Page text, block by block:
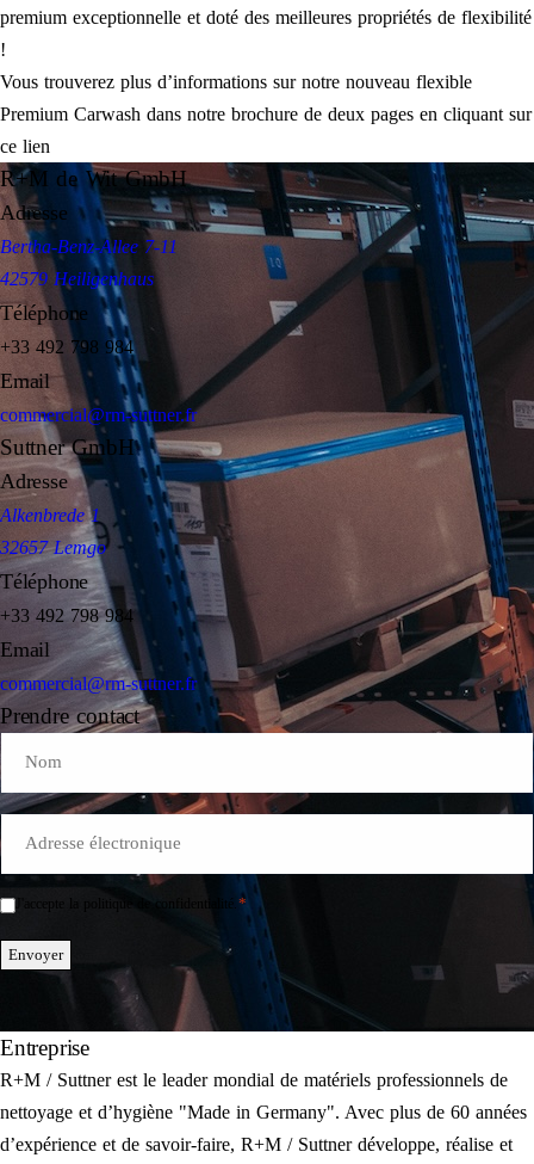
premium exceptionnelle et doté des meilleures propriétés de flexibilité
!
Vous trouverez plus d’informations sur notre nouveau flexible
Premium Carwash dans notre brochure de deux pages en cliquant sur
ce lien
R+M de Wit GmbH
Adresse
Bertha-Benz-Allee 7-11
42579 Heiligenhaus
Téléphone
+33 492 798 984
Email
commercial@rm-suttner.fr
Suttner GmbH
Adresse
Alkenbrede 1
32657 Lemgo
Téléphone
+33 492 798 984
Email
commercial@rm-suttner.fr
Prendre contact
Mail
Einwilligung
J'accepte la politique de confidentialité.*
Envoyer
Entreprise
R+M / Suttner est le leader mondial de matériels professionnels de
nettoyage et d’hygiène "Made in Germany". Avec plus de 60 années
d’expérience et de savoir-faire, R+M / Suttner développe, réalise et